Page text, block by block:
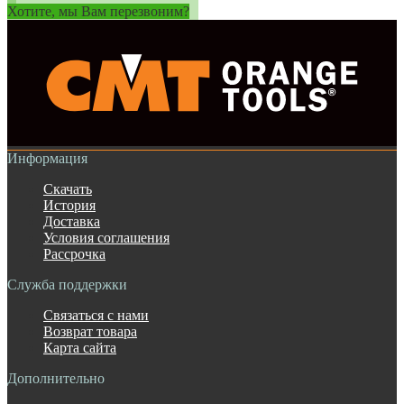
Хотите, мы Вам перезвоним?
Информация
Скачать
История
Доставка
Условия соглашения
Рассрочка
Служба поддержки
Связаться с нами
Возврат товара
Карта сайта
Дополнительно